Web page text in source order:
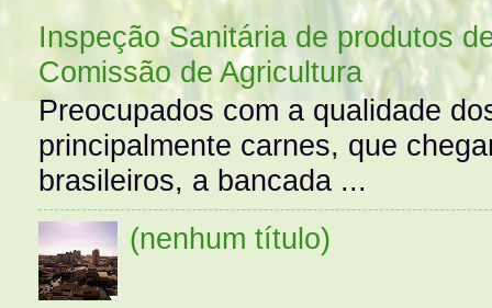
Inspeção Sanitária de produtos
Comissão de Agricultura
Preocupados com a qualidade
principalmente carnes, que
brasileiros, a bancada ...
(nenhum título)